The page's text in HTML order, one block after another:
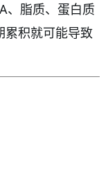
、脂质、蛋白质
累积就可能导致